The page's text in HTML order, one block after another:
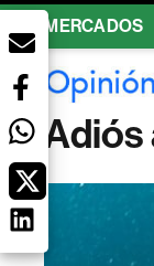
MERCADOS
dólar en Perú
Adiós